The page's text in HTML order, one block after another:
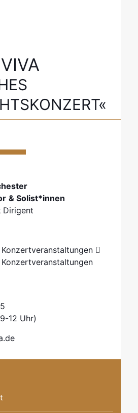
& Solist*innen
Dirigent
12 Uhr)